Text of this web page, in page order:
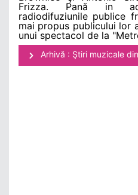
Frizza. Pană in
radiodifuziunile publice
mai propus publicului lor
unui spectacol de la
Arhivă : Ştiri muzicale